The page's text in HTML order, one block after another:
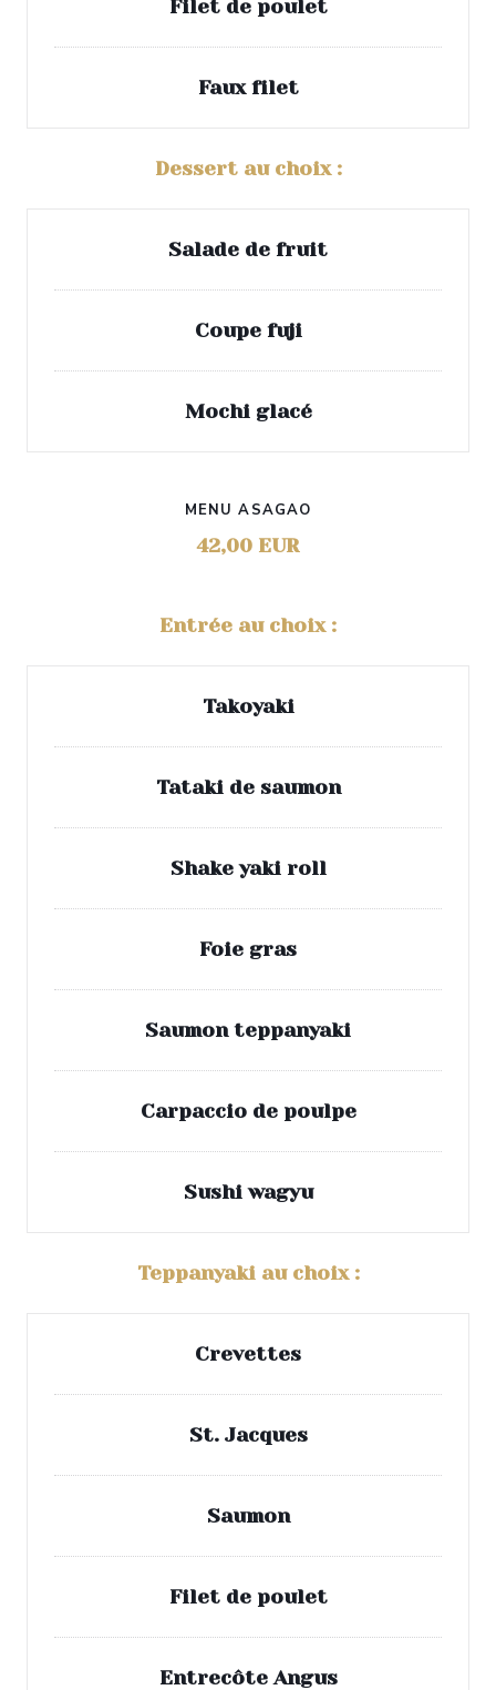
Filet de poulet
Faux filet
Dessert au choix :
Salade de fruit
Coupe fuji
Mochi glacé
MENU ASAGAO
42,00 EUR
Entrée au choix :
Takoyaki
Tataki de saumon
Shake yaki roll
Foie gras
Saumon teppanyaki
Carpaccio de poulpe
Sushi wagyu
Teppanyaki au choix :
Crevettes
St. Jacques
Saumon
Filet de poulet
Entrecôte Angus